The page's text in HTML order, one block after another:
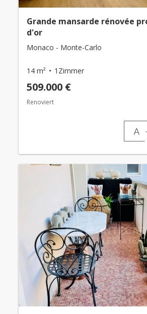
Grande mansarde rénovée
d'or
Monaco - Monte-Carlo
14 m² 1Zimmer
509.000 €
Renoviert